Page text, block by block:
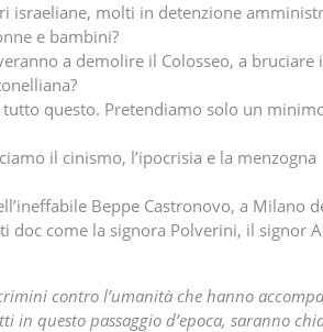
israeliane, molti in detenzione
e bambini?
a demolire il Colosseo, a bruciare
questo. Pretendiamo solo un
il cinismo, l’ipocrisia e la menzogna
Beppe Castronovo, a Milano
doc come la signora Polverini, il signor
contro l’umanità che hanno
in questo passaggio d’epoca, saranno